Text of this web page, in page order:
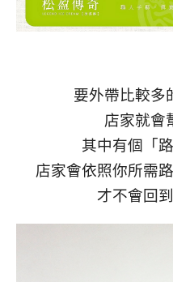
要外帶比較多
店家就會
其中有個「
店家會依照你所需
才不會回